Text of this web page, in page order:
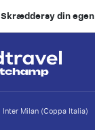
Skræddersy din
Inter Milan (Coppa Italia)